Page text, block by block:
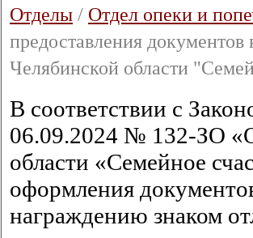
Отделы / Отдел опеки и
предоставления
Челябинской области
В соответствии с
06.09.2024 № 132-ЗО
области «Семейное
оформления
награждению знаком